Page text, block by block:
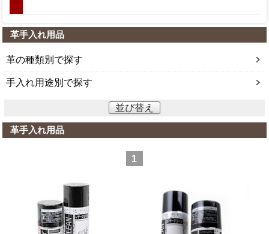
革手入れ用品
革の種類別で探す
手入れ用途別で探す
並び替え
革手入れ用品
1